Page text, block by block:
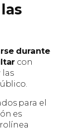
durante
con
las
para el
es